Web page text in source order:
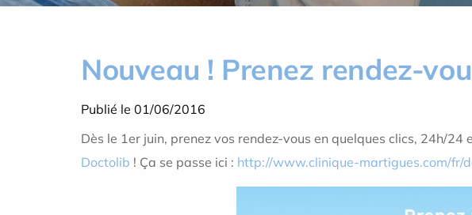
Nouveau ! Prenez rendez-
Publié le 01/06/2016
Dès le 1er juin, prenez vos rendez-vous en quelques clics, 24h/
Doctolib ! Ça se passe ici : http://www.clinique-martigues.com/fr/